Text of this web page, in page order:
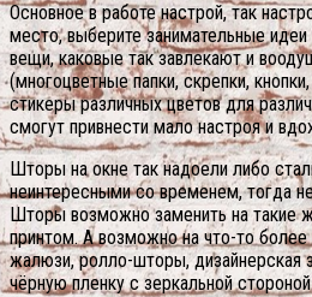
Основное в работе настрой, так
место, выберите занимательные идеи
вещи, каковые так завлекают и
(многоцветные папки, скрепки,
стикеры различных цветов для
смогут привнести мало настроя и
Шторы на окне так надоели либо
неинтересными со временем, тогда
Шторы возможно заменить на такие
принтом. А возможно на что-то
жалюзи, ролло-шторы, дизайнерская
чёрную пленку с зеркальной